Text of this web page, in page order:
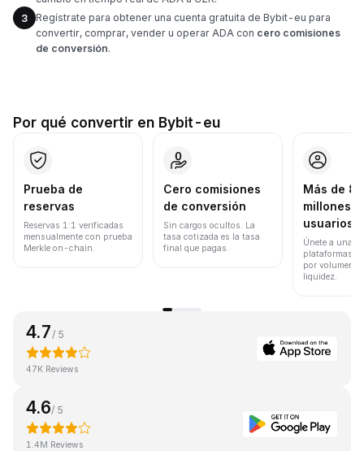
3
Regístrate para obtener una cuenta gratuita de Bybit-eu para
convertir, comprar, vender u operar ADA con cero comisiones
de conversión.
Por qué convertir en Bybit-eu
Prueba de
reservas
Reservas 1:1 verificadas
mensualmente con prueba
Merkle on-chain.
Cero comisiones
de conversión
Sin cargos ocultos. La
tasa cotizada es la tasa
final que pagas.
Más de 86
millones
usuarios
Únete a una
plataformas
por volumen
liquidez.
4.7 / 5
47K Reviews
4.6/ 5
1.4M Reviews